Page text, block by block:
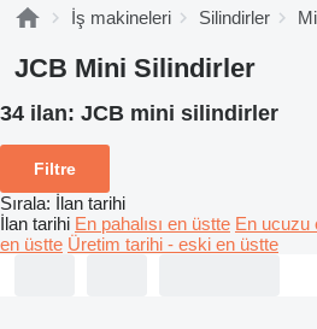
İş makineleri Silindirler
JCB Mini Silindirler
34 ilan: JCB mini silindirler
Filtre
Sırala: İlan tarihi
İlan tarihi En pahalısı en üstte En ucuzu
en üstte Üretim tarihi - eski en üstte